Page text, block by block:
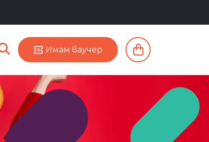
Имам ваучер